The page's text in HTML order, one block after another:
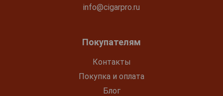
info@cigarpro.ru
Покупателям
Контакты
Покупка и оплата
Блог